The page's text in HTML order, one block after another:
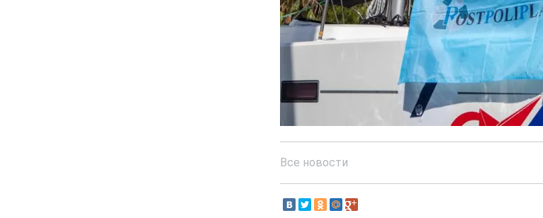
Все новости